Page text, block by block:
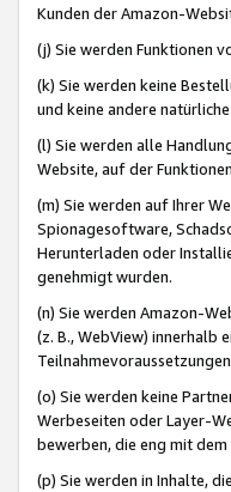
Kunden der Amazon-
(j) Sie werden Funktionen
(k) Sie werden keine
und keine andere
(l) Sie werden alle
Website, auf der
(m) Sie werden auf Ihrer
Spionagesoftware,
Herunterladen oder
genehmigt wurden.
(n) Sie werden Amazon-
(z. B., WebView) innerhalb
(o) Sie werden keine
Werbeseiten oder Layer-
bewerben, die eng mit
(p) Sie werden in Inhalte,